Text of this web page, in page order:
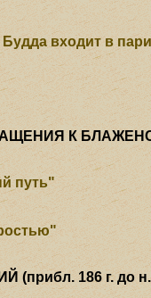
Будда входит в
К
путь"
(прибл. 186 г. до